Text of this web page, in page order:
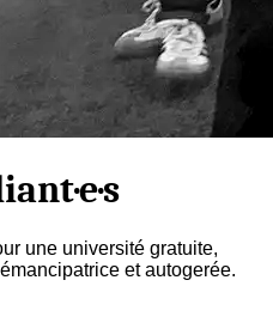
une université gratuite,
et autogerée.